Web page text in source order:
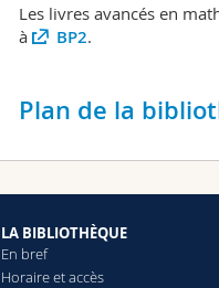
Les livres avancés en
à
BP2.
Plan de la
LA BIBLIOTHÈQUE
En bref
Horaire et accès